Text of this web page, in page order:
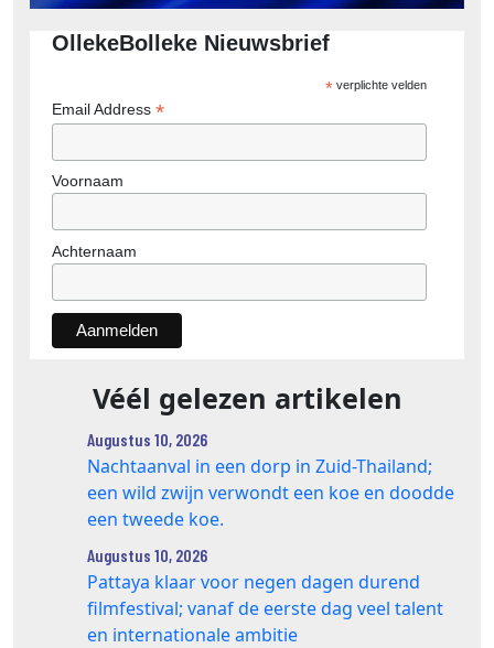
OllekeBolleke Nieuwsbrief
*verplichte velden
Email Address *
Voornaam
Achternaam
Véél gelezen artikelen
Augustus 10, 2026
Nachtaanval in een dorp in Zuid-Thailand;
een wild zwijn verwondt een koe en doodde
een tweede koe.
Augustus 10, 2026
Pattaya klaar voor negen dagen durend
filmfestival; vanaf de eerste dag veel talent
en internationale ambitie